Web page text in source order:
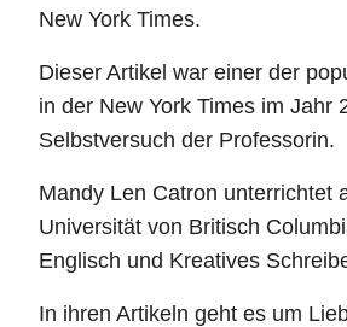
New York Times.
Dieser Artikel war einer der
in der New York Times im Jahr
Selbstversuch der Professorin.
Mandy Len Catron unterrichtet
Universität von Britisch
Englisch und Kreatives
In ihren Artikeln geht es um